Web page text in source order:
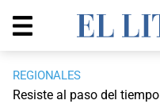
REGIONALES
Resiste al paso del tiempo